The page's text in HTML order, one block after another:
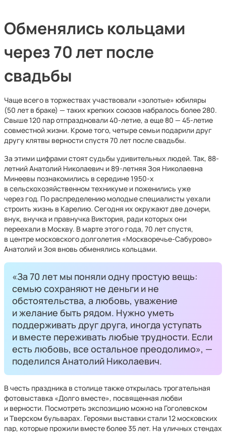
Обменялись кольцами
через 70 лет после
свадьбы
Чаще всего в торжествах участвовали «золотые» юбиляры
(50 лет в браке) — таких крепких союзов набралось более 280.
Свыше 120 пар отпраздновали 40-летие, а еще 80 — 45-летие
совместной жизни. Кроме того, четыре семьи подарили друг
другу клятвы верности спустя 70 лет после свадьбы.
За этими цифрами стоят судьбы удивительных людей. Так, 88-
летний Анатолий Николаевич и 89-летняя Зоя Николаевна
Минеевы познакомились в середине 1950-х
в сельскохозяйственном техникуме и поженились уже
через год. По распределению молодые специалисты уехали
строить жизнь в Карелию. Сегодня их окружают две дочери,
внук, внучка и правнучка Виктория, ради которых они
переехали в Москву. В марте этого года, 70 лет спустя,
в центре московского долголетия «Москворечье-Сабурово»
Анатолий и Зоя вновь обменялись кольцами.
«За 70 лет мы поняли одну простую вещь:
семью сохраняют не деньги и не
обстоятельства, а любовь, уважение
и желание быть рядом. Нужно уметь
поддерживать друг друга, иногда уступать
и вместе переживать любые трудности. Если
есть любовь, все остальное преодолимо», —
поделился Анатолий Николаевич.
В честь праздника в столице также открылась трогательная
фотовыставка «Долго вместе», посвященная любви
и верности. Посмотреть экспозицию можно на Гоголевском
и Тверском бульварах. Героями выставки стали 12 московских
пар, которые прожили вместе более 35 лет. На уличных стендах